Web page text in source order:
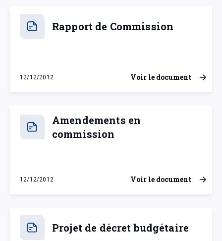
Rapport de Commission
12/12/2012
mercredi 12 décembre 2012
Voir le document
Amendements en
commission
12/12/2012
mercredi 12 décembre 2012
Voir le document
Projet de décret budgétaire